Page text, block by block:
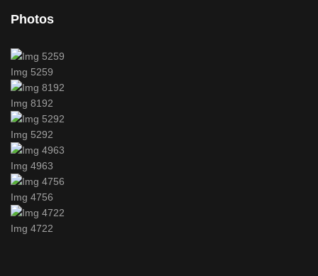
Photos
Img 5259
Img 8192
Img 5292
Img 4963
Img 4756
Img 4722